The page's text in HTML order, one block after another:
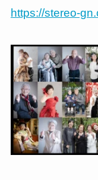
https://stereo-